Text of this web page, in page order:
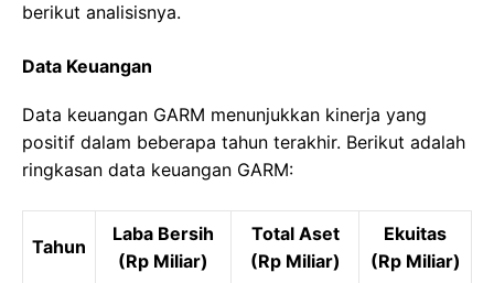
berikut analisisnya.
Data Keuangan
Data keuangan GARM menunjukkan kinerja yang
positif dalam beberapa tahun terakhir. Berikut adalah
ringkasan data keuangan GARM:
Tahun
Laba Bersih
(Rp Miliar)
Total Aset
(Rp Miliar)
Ekuitas
(Rp Miliar)